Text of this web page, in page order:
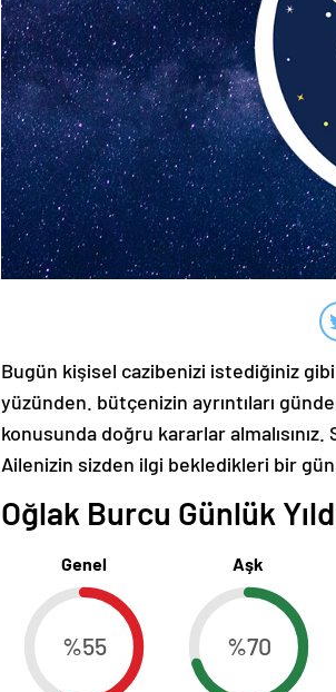
Bugün kişisel cazibenizi istediğiniz gibi
yüzünden. bütçenizin ayrıntıları
konusunda doğru kararlar
Ailenizin sizden ilgi bekledikleri bir
Oğlak Burcu Günlük
Genel
%55
Aşk
%70